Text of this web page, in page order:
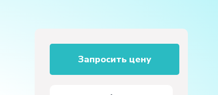
Запросить цену